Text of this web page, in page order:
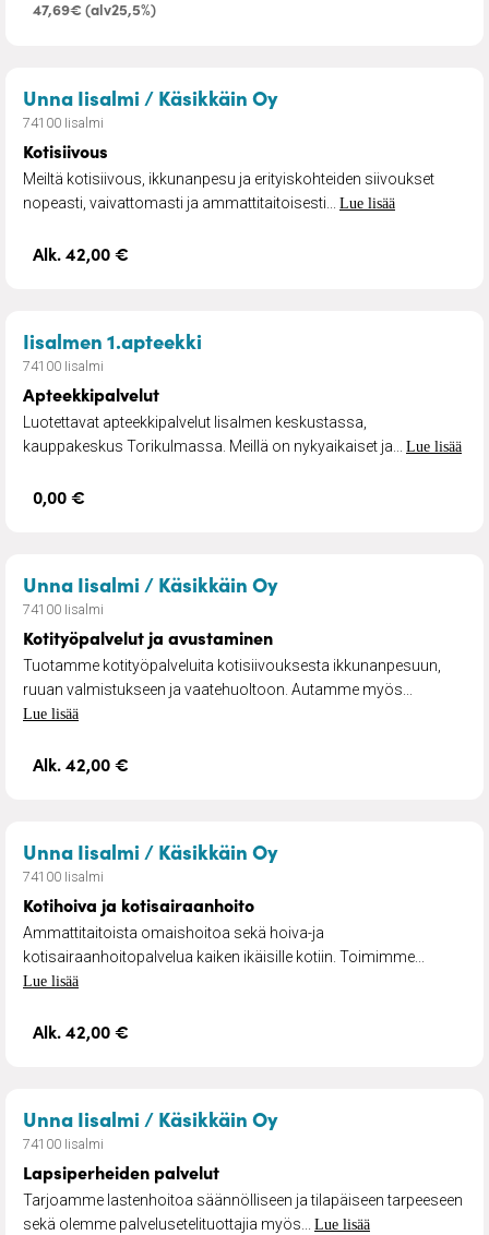
47,69€ (alv25,5%)
Unna Iisalmi / Käsikkäin Oy– Kotisiivous
74100 Iisalmi
Kotisiivous
Meiltä kotisiivous, ikkunanpesu ja erityiskohteiden siivoukset
nopeasti, vaivattomasti ja ammattitaitoisesti... Lue lisää
Alk. 42,00 €
Iisalmen 1.apteekki
74100 Iisalmi
Apteekkipalvelut
Luotettavat apteekkipalvelut Iisalmen keskustassa,
kauppakeskus Torikulmassa. Meillä on nykyaikaiset ja... Lue lisää
0,00 €
Unna Iisalmi / Käsikkäin Oy– Kotityöpalvelut ja
74100 Iisalmi
Kotityöpalvelut ja avustaminen
Tuotamme kotityöpalveluita kotisiivouksesta ikkunanpesuun,
ruuan valmistukseen ja vaatehuoltoon. Autamme myös...
Lue lisää
Alk. 42,00 €
Unna Iisalmi / Käsikkäin Oy– Kotihoiva ja
74100 Iisalmi
Kotihoiva ja kotisairaanhoito
Ammattitaitoista omaishoitoa sekä hoiva-ja
kotisairaanhoitopalvelua kaiken ikäisille kotiin. Toimimme...
Lue lisää
Alk. 42,00 €
Unna Iisalmi / Käsikkäin Oy– Lapsiperheiden
74100 Iisalmi
Lapsiperheiden palvelut
Tarjoamme lastenhoitoa säännölliseen ja tilapäiseen tarpeeseen
sekä olemme palvelusetelituottajia myös... Lue lisää